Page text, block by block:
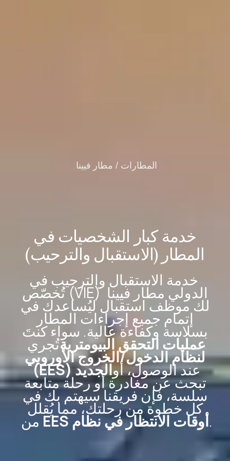
المطارات / مطار فيينا
خدمة كبار الشخصيات في
المطار (الاستقبال والترحيب)
خدمة الاستقبال والترحيب في
مطار فيينا الدولي (VIE)تُخصّص
لك موظف استقبال ليُساعدك في
إتمام جميع إجراءات المطار
بسلاسة وكفاءة عالية. سواء كنتَ
تُجريعمليات التحقق البيومترية
لنظام الدخول/الخروج الأوروبي
الجديد (EES)عند الوصول، أو
تبحث عن مغادرة أو رحلة متابعة
سلسة، فإن فريقنا سيهتم بك في
كل خطوة من رحلتك، مما يُقلل
من أوقات الانتظار في نظام EES.